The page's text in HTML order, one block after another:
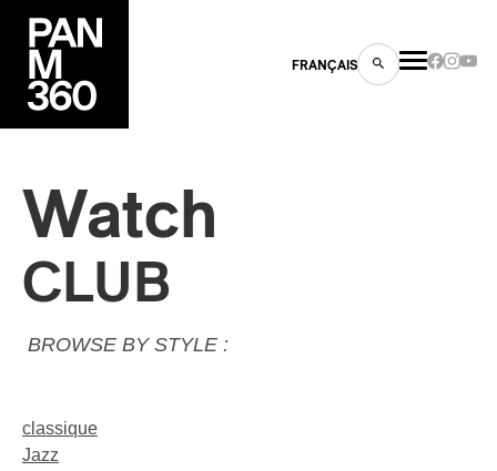
FRANÇAIS
Watch
CLUB
BROWSE BY STYLE :
classique
Jazz